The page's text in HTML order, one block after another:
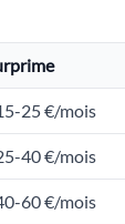
25 €/mois
40 €/mois
60 €/mois